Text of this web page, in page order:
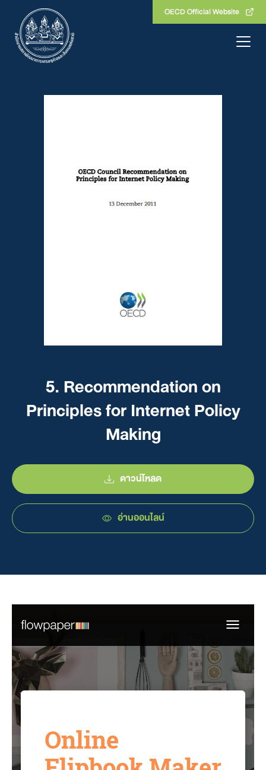
content
OECD Official Website
5. Recommendation on
Principles for Internet Policy
Making
ดาวน์โหลด
อ่านออนไลน์